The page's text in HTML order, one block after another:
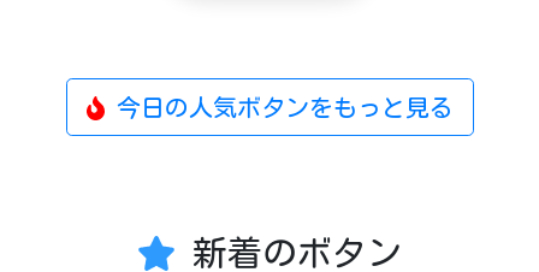
今日の人気ボタンをもっと見る
新着のボタン